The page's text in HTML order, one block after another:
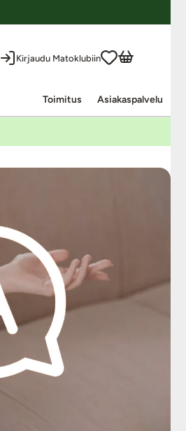
Kirjaudu Matoklubiin
Toimitus Asiakaspalvelu